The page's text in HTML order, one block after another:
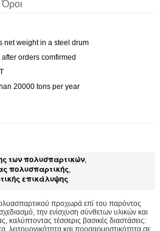
net weight in a steel drum
after orders comfirmed
20000 tons per year
των πολυσπαρτικών,
πολυσπαρτικής,
επικάλυψης
προχωρά επί του παρόντος
την ενίσχυση σύνθετων υλικών και
καλύπτοντας τέσσερις βασικές διαστάσεις:
λειτουργικότητα και προσαρμοστικότητα σε